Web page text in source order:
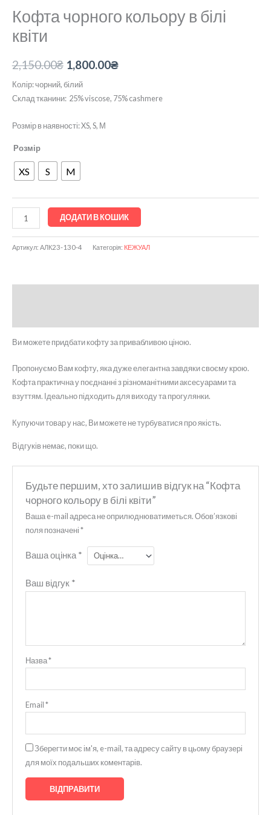
Кофта чорного кольору в білі
квіти
2,150.00₴ 1,800.00₴
Колір: чорний, білий
Склад тканини: 25% viscose, 75% cashmere
Розмір в наявності: XS, S, М
Розмір
XS S M
ДОДАТИ В КОШИК
Артикул: АЛК23-130-4 Категорія: КЕЖУАЛ
Ви можете придбати кофту за привабливою ціною.
Пропонуємо Вам кофту, яка дуже елегантна завдяки своєму крою.
Кофта практична у поєднанні з різноманітними аксесуарами та
взуттям. Ідеально підходить для виходу та прогулянки.
Купуючи товар у нас, Ви можете не турбуватися про якість.
Відгуків немає, поки що.
Будьте першим, хто залишив відгук на “Кофта
чорного кольору в білі квіти”
Ваша e-mail адреса не оприлюднюватиметься.Обов’язкові
поля позначені*
Ваша оцінка *
Ваш відгук *
Назва*
Email*
Зберегти моє ім'я, e-mail, та адресу сайту в цьому браузері
для моїх подальших коментарів.